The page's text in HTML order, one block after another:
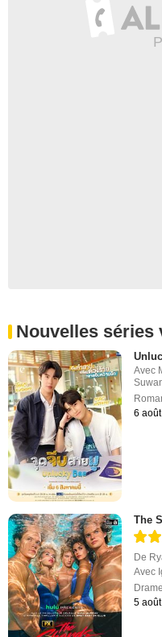
Nouvelles séries
Avec
6
The
De
Avec
Drame
5